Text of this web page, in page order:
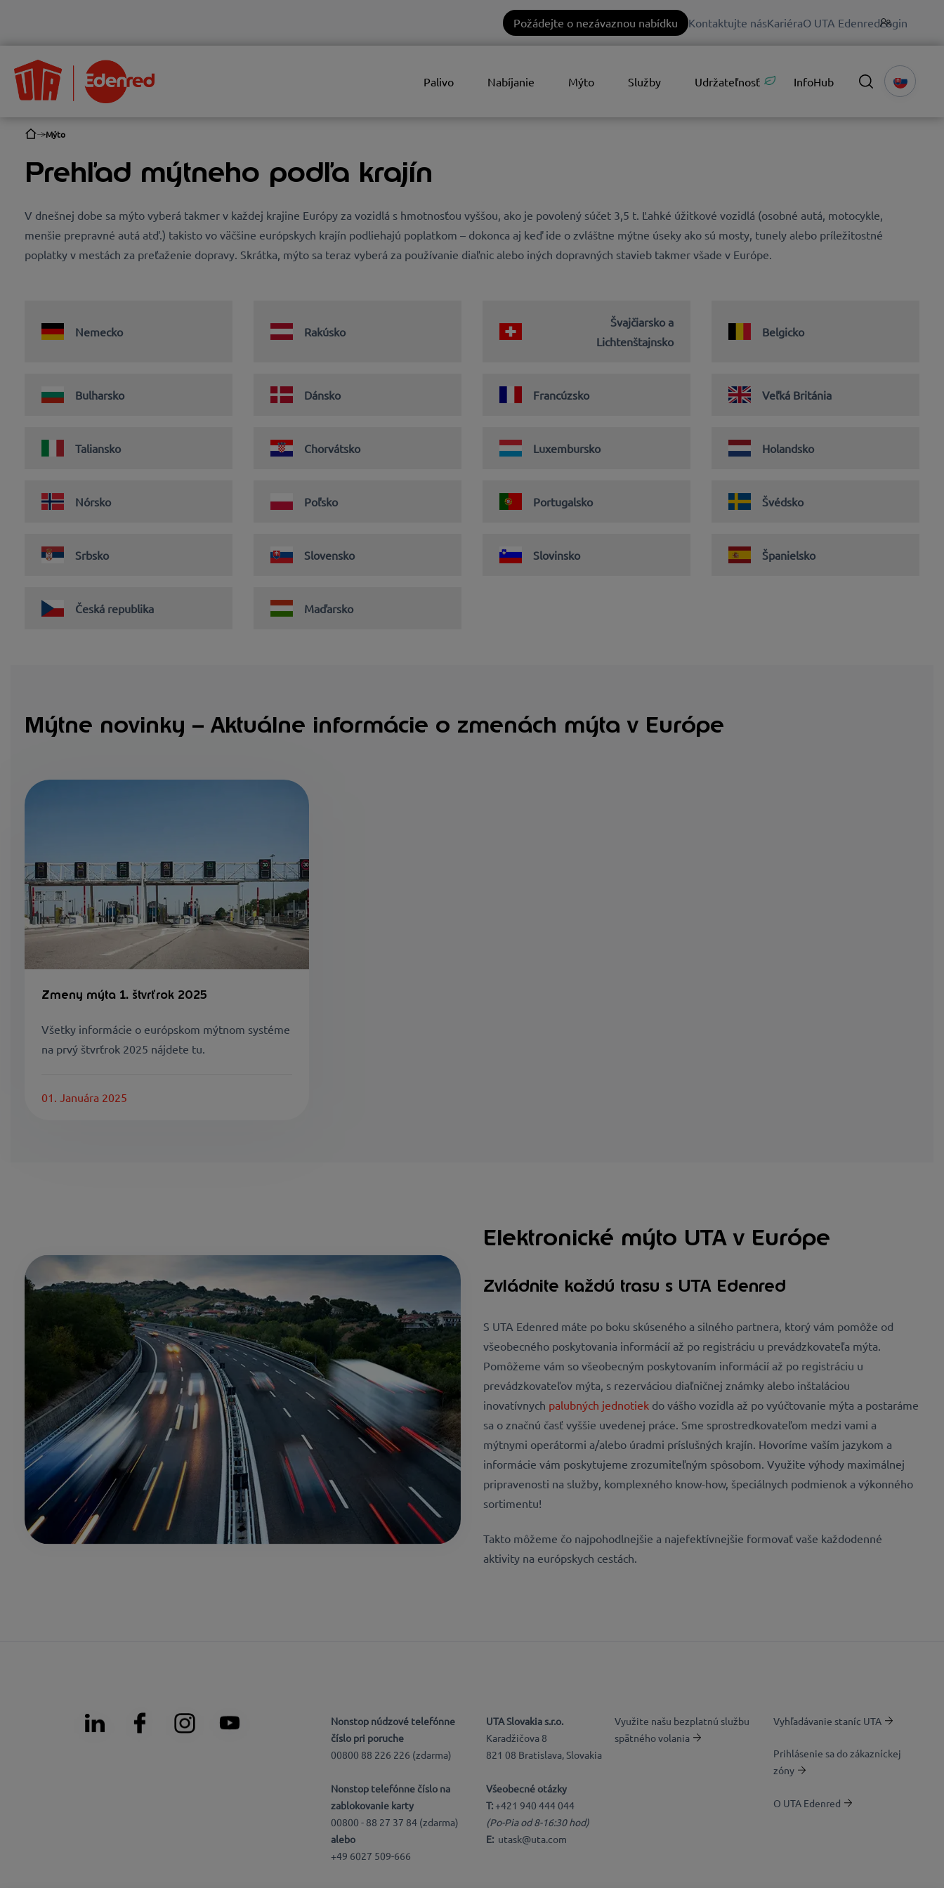
Požádejte o nezávaznou nabídku Kontaktujte násKariéraO UTA EdenredLogin
Palivo Nabíjanie Mýto Služby Udržateľnosť InfoHub
Mýto
Prehľad mýtneho podľa krajín
V dnešnej dobe sa mýto vyberá takmer v každej krajine Európy za vozidlá s hmotnosťou vyššou, ako je povolený súčet 3,5 t. Ľahké úžitkové vozidlá (osobné autá, motocykle,
menšie prepravné autá atď.) takisto vo väčšine európskych krajín podliehajú poplatkom – dokonca aj keď ide o zvláštne mýtne úseky ako sú mosty, tunely alebo príležitostné
poplatky v mestách za preťaženie dopravy. Skrátka, mýto sa teraz vyberá za používanie diaľnic alebo iných dopravných stavieb takmer všade v Európe.
Nemecko Rakúsko
Švajčiarsko a
Lichtenštajnsko
Belgicko
Bulharsko Dánsko Francúzsko Veľká Británia
Taliansko Chorvátsko Luxembursko Holandsko
Nórsko Poľsko Portugalsko Švédsko
Srbsko Slovensko Slovinsko Španielsko
Česká republika Maďarsko
Mýtne novinky – Aktuálne informácie o zmenách mýta v Európe
Zmeny mýta 1. štvrťrok 2025
Všetky informácie o európskom mýtnom systéme
na prvý štvrťrok 2025 nájdete tu.
01. Januára 2025
Elektronické mýto UTA v Európe
Zvládnite každú trasu s UTA Edenred
S UTA Edenred máte po boku skúseného a silného partnera, ktorý vám pomôže od
všeobecného poskytovania informácií až po registráciu u prevádzkovateľa mýta.
Pomôžeme vám so všeobecným poskytovaním informácií až po registráciu u
prevádzkovateľov mýta, s rezerváciou diaľničnej známky alebo inštaláciou
inovatívnych palubných jednotiek do vášho vozidla až po vyúčtovanie mýta a postaráme
sa o značnú časť vyššie uvedenej práce. Sme sprostredkovateľom medzi vami a
mýtnymi operátormi a/alebo úradmi príslušných krajín. Hovoríme vaším jazykom a
informácie vám poskytujeme zrozumiteľným spôsobom.​​​​​​​ Využite výhody maximálnej
pripravenosti na služby, komplexného know-how, špeciálnych podmienok a výkonného
sortimentu!
Takto môžeme čo najpohodlnejšie a najefektívnejšie formovať vaše každodenné
aktivity na európskych cestách.
Nonstop núdzové telefónne
číslo pri poruche
00800 88 226 226 (zdarma)
Nonstop telefónne číslo na
zablokovanie karty
00800 - 88 27 37 84 (zdarma)
alebo
+49 6027 509-666
UTA Slovakia s.r.o.
Karadžičova 8
821 08 Bratislava, Slovakia
Všeobecné otázky
T:+421 940 444 044
(Po-Pia od 8-16:30 hod)
E: utask@uta.com
Využite našu bezplatnú službu
spätného volania
Vyhľadávanie staníc UTA
Prihlásenie sa do zákazníckej
zóny
O UTA Edenred